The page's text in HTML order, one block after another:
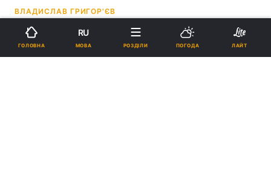
ВЛАДИСЛАВ ГРИГОР'ЄВ
21:23, 06.06.26
ГОЛОВНА
RU
МОВА РОЗДІЛИ ПОГОДА ЛАЙТ